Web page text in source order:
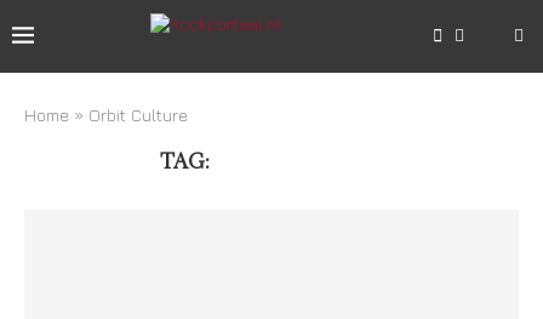
Home » Orbit Culture
TAG: